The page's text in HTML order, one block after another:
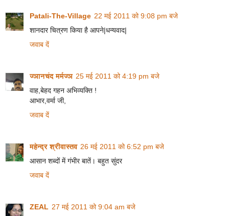
Patali-The-Village 22 मई 2011 को 9:08 pm बजे
शानदार चित्रण किया है आपने|धन्यवाद|
जवाब दें
ज्ञानचंद मर्मज्ञ 25 मई 2011 को 4:19 pm बजे
वाह,बेहद गहन अभिव्यक्ति !
आभार,वर्मा जी,
जवाब दें
महेन्द्र श्रीवास्तव 26 मई 2011 को 6:52 pm बजे
आसान शब्दों में गंभीर बातें। बहुत सुंदर
जवाब दें
ZEAL 27 मई 2011 को 9:04 am बजे